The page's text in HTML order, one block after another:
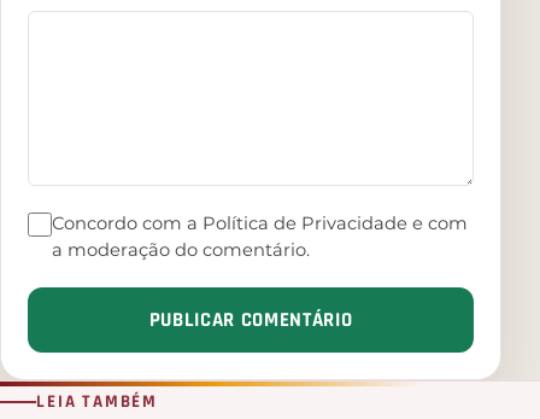
Concordo com a Política de Privacidade e com
a moderação do comentário.
PUBLICAR COMENTÁRIO
LEIA TAMBÉM